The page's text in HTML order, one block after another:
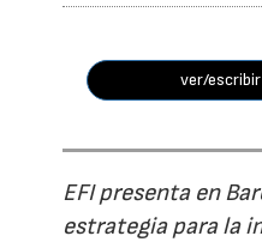
ver/
EFI presenta en
estrategia para la